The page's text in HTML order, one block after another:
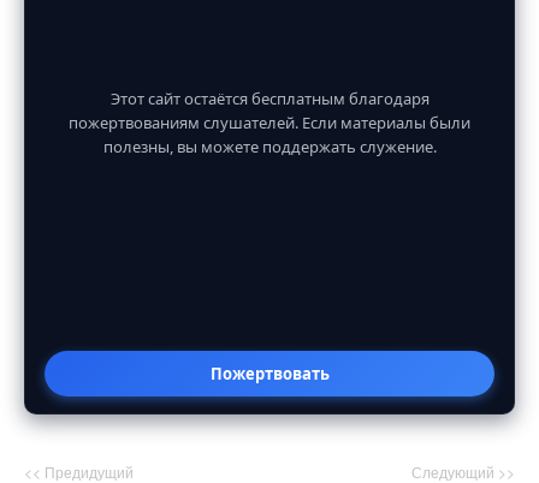
Этот сайт остаётся бесплатным благодаря
пожертвованиям слушателей. Если материалы были
полезны, вы можете поддержать служение.
Пожертвовать
<< Предидущий Следующий >>